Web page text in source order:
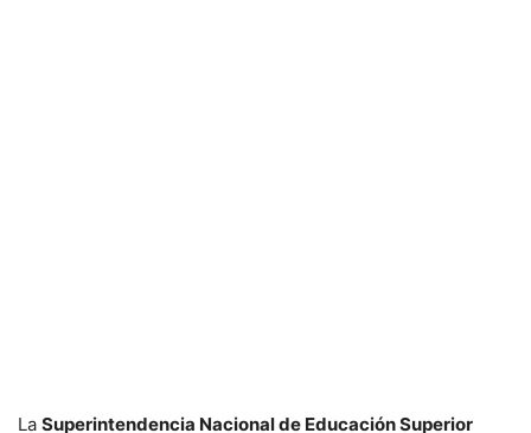
La Superintendencia Nacional de Educación Superior